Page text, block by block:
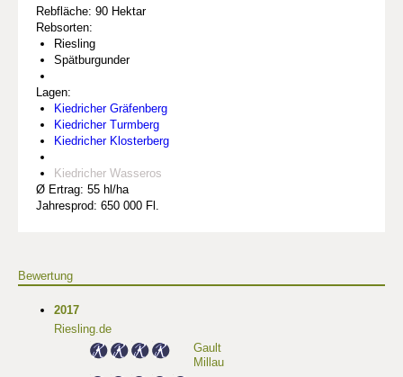
Rebfläche: 90 Hektar
Rebsorten:
Riesling
Spätburgunder
Lagen:
Kiedricher Gräfenberg
Kiedricher Turmberg
Kiedricher Klosterberg
Kiedricher Wasseros
Ø Ertrag: 55 hl/ha
Jahresprod: 650 000 Fl.
Bewertung
2017
Riesling.de
Gault
Millau